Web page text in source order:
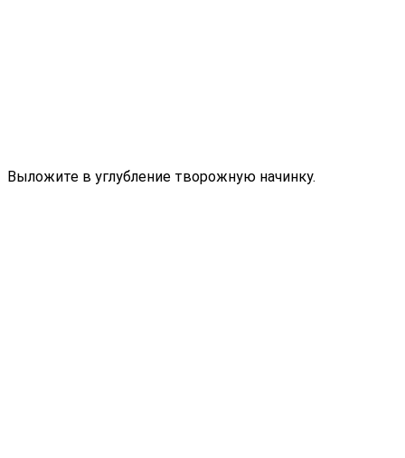
Выложите в углубление творожную начинку.